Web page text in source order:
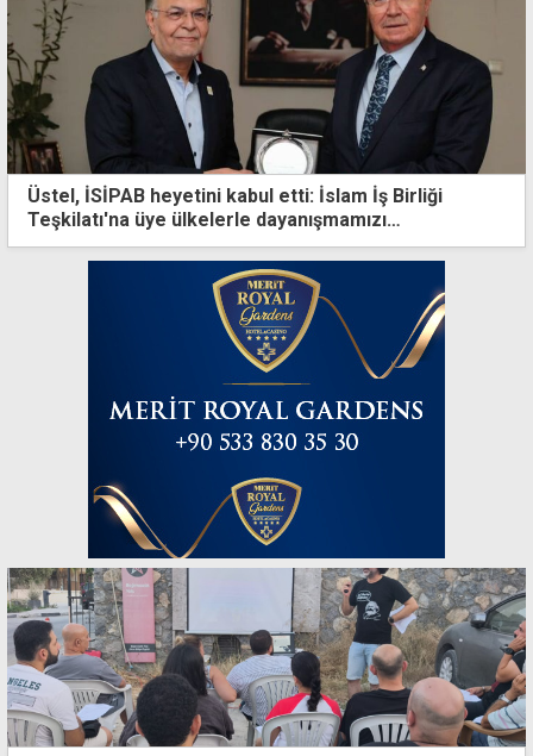
Üstel, İSİPAB heyetini kabul etti: İslam İş Birliği
Teşkilatı'na üye ülkelerle dayanışmamızı
sürdüreceğiz